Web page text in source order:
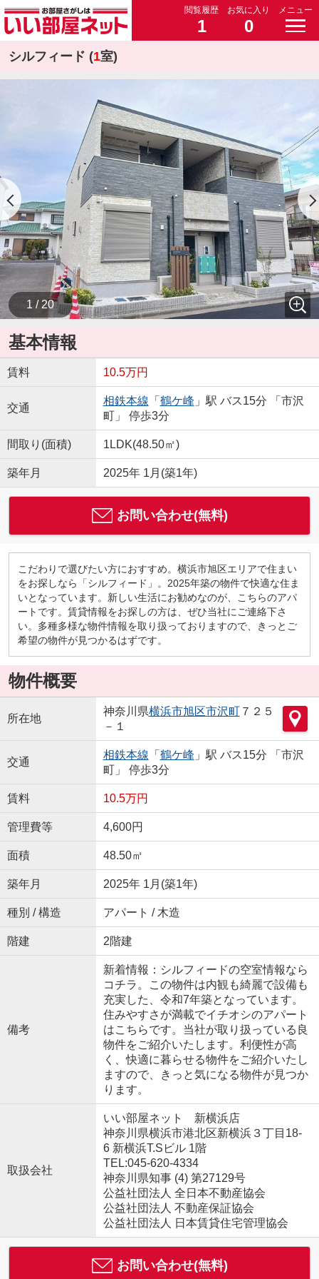
閲覧履歴
1
お気に入り
0
メニュー
シルフィード (1室)
1 / 20
基本情報
賃料 10.5万円
交通
相鉄本線 「 鶴ケ峰 」駅 バス15分 「市沢
町」 停歩3分
間取り(面積) 1LDK(48.50㎡)
築年月 2025年 1月(築1年)
お問い合わせ(無料)
こだわりで選びたい方におすすめ。横浜市旭区エリアで住まい
をお探しなら「シルフィード」。2025年築の物件で快適な住ま
いとなっています。新しい生活にお勧めなのが、こちらのアパ
ートです。賃貸情報をお探しの方は、ぜひ当社にご連絡下さ
い。多種多様な物件情報を取り扱っておりますので、きっとご
希望の物件が見つかるはずです。
物件概要
所在地
神奈川県横浜市旭区市沢町７２５
－１
交通
相鉄本線 「 鶴ケ峰 」駅 バス15分 「市沢
町」 停歩3分
賃料 10.5万円
管理費等 4,600円
面積 48.50㎡
築年月 2025年 1月(築1年)
種別 / 構造 アパート / 木造
階建 2階建
備考
新着情報：シルフィードの空室情報なら
コチラ。この物件は内観も綺麗で設備も
充実した、令和7年築となっています。
住みやすさが満載でイチオシのアパート
はこちらです。当社が取り扱っている良
物件をご紹介いたします。利便性が高
く、快適に暮らせる物件をご紹介いたし
ますので、きっと気になる物件が見つか
ります。
取扱会社
いい部屋ネット 新横浜店
神奈川県横浜市港北区新横浜３丁目18-
6 新横浜T.Sビル 1階
TEL:045-620-4334
神奈川県知事 (4) 第27129号
公益社団法人 全日本不動産協会
公益社団法人 不動産保証協会
公益社団法人 日本賃貸住宅管理協会
お問い合わせ(無料)